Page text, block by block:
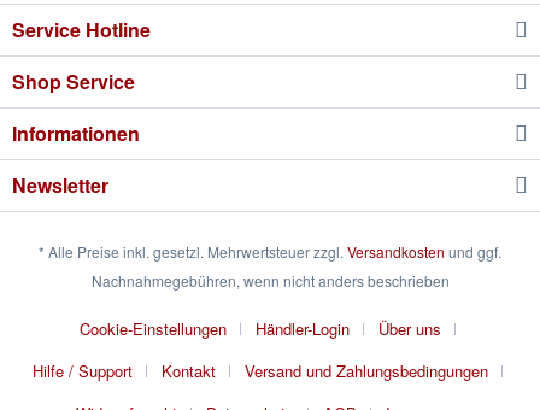
Service Hotline
Shop Service
Informationen
Newsletter
* Alle Preise inkl. gesetzl. Mehrwertsteuer zzgl. Versandkosten und ggf.
Nachnahmegebühren, wenn nicht anders beschrieben
Cookie-Einstellungen Händler-Login
Über uns
Hilfe / Support
Kontakt
Versand und Zahlungsbedingungen